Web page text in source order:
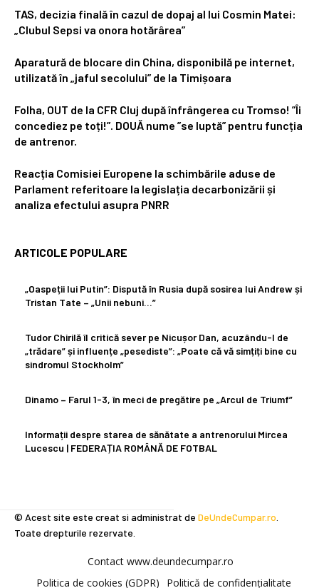
TAS, decizia finală în cazul de dopaj al lui Cosmin Matei:
„Clubul Sepsi va onora hotărârea”
Aparatură de blocare din China, disponibilă pe internet,
utilizată în „jaful secolului” de la Timișoara
Folha, OUT de la CFR Cluj după înfrângerea cu Tromso! ”Îi
concediez pe toți!”. DOUĂ nume ”se luptă” pentru funcția
de antrenor.
Reacția Comisiei Europene la schimbările aduse de
Parlament referitoare la legislația decarbonizării și
analiza efectului asupra PNRR
ARTICOLE POPULARE
„Oaspeții lui Putin”: Dispută în Rusia după sosirea lui Andrew și
Tristan Tate – „Unii nebuni…”
Tudor Chirilă îl critică sever pe Nicușor Dan, acuzându-l de
„trădare” și influențe „pesediste”: „Poate că vă simțiți bine cu
sindromul Stockholm”
Dinamo – Farul 1-3, în meci de pregătire pe „Arcul de Triumf”
Informații despre starea de sănătate a antrenorului Mircea
Lucescu | FEDERAȚIA ROMÂNĂ DE FOTBAL
© Acest site este creat si administrat de DeUndeCumpar.ro
Toate drepturile rezervate.
Contact www.deundecumpar.ro
Politica de cookies (GDPR)
Politică de confidențialitate